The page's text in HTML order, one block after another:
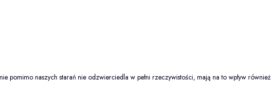
pomimo naszych starań nie odzwierciedla w pełni rzeczywistości, mają na to wpływ również